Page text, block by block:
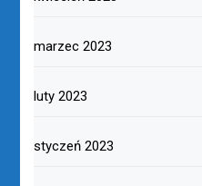
marzec 2023
luty 2023
styczeń 2023